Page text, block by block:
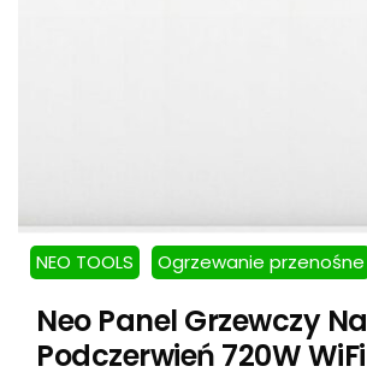
NEO TOOLS Ogrzewanie przenośne
Neo Panel Grzewczy Na
Podczerwień 720W WiFi